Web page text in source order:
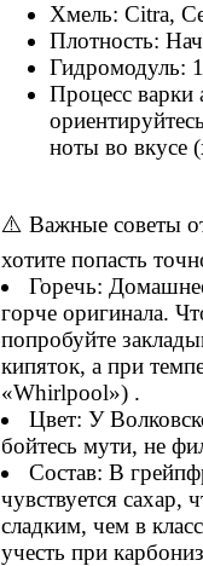
Хмель: Citra,
Плотность:
Гидромодуль:
Процесс варки
ноты во вкусе
⚠️ Важные советы
хотите попасть
Горечь:
горче оригинала.
попробуйте
кипяток, а при
«Whirlpool») .
Цвет: У
бойтесь мути, не
Состав: В
чувствуется сахар,
сладким, чем в
учесть при